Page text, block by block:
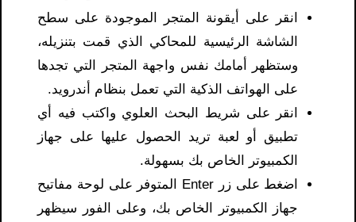
انقر على أيقونة المتجر الموجودة على سطح
الشاشة الرئيسية للمحاكي الذي قمت بتنزيله،
وستظهر أمامك نفس واجهة المتجر التي تجدها
على الهواتف الذكية التي تعمل بنظام أندرويد.
انقر على شريط البحث العلوي واكتب فيه أي
تطبيق أو لعبة تريد الحصول عليها على جهاز
الكمبيوتر الخاص بك بسهولة.
اضغط على زر Enter المتوفر على لوحة مفاتيح
جهاز الكمبيوتر الخاص بك، وعلى الفور سيظهر